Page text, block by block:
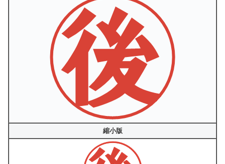
縮小版